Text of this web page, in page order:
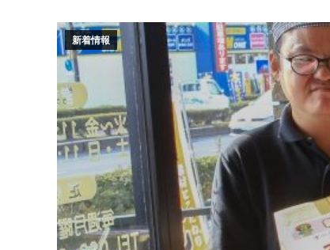
新着情報